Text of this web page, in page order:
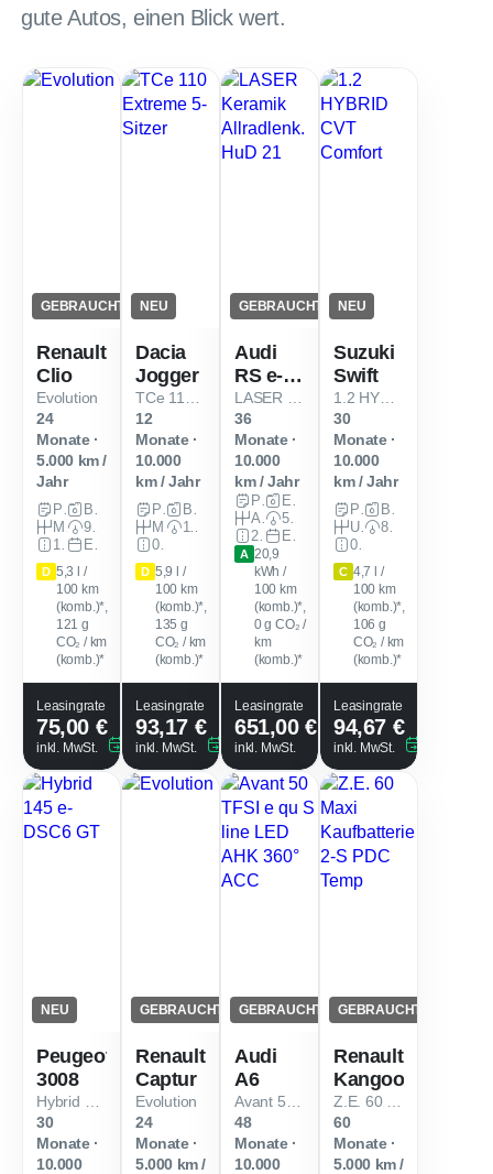
gute Autos, einen Blick wert.
GEBRAUCHT
Renault
Clio
Evolution
24
Monate ·
5.000 km /
Jahr
Privat
Benzin
Manuell
91 PS (67 kW)
100 km
EZ: Feb. 2025
D 5,3 l /
100 km
(komb.)*,
121g
CO₂ / km
(komb.)*
Leasingrate
75,00 €
inkl. MwSt.
Leasingfaktor
0,35
Sofort verfügbar
NEU
Dacia
Jogger
12
Monate ·
10.000
km / Jahr
Privat
Benzin
Manuell
110 PS (81 kW)
0 km
D 5,9 l /
100 km
(komb.)*,
135g
CO₂ / km
(komb.)*
Leasingrate
93,17 €
inkl. MwSt.
Leasingfaktor
0,38
Sofort verfügbar
GEBRAUCHT
Audi
RS e-
tron GT
36
Monate ·
10.000
km / Jahr
Privat
Elektro
Automatik
598 PS (440 kW)
29.874 km
EZ: Mai 2024
A 20,9
kWh /
100 km
(komb.)*,
0g CO₂ /
km
(komb.)*
Leasingrate
651,00 €
inkl. MwSt.
Leasingfaktor
0,38
Sofort verfügbar
NEU
Suzuki
Swift
1.2 HYBRID CVT Comfort
30
Monate ·
10.000
km / Jahr
Privat
Benzin
Unbekannt
82 PS (60 kW)
0 km
C 4,7 l /
100 km
(komb.)*,
106g
CO₂ / km
(komb.)*
Leasingrate
94,67 €
inkl. MwSt.
NEU
Peugeot
3008
30
Monate ·
10.000
GEBRAUCHT
Renault
Captur
Evolution
24
Monate ·
5.000 km /
GEBRAUCHT
Audi
A6
48
Monate ·
10.000
GEBRAUCHT
Renault
Kangoo
60
Monate ·
5.000 km /